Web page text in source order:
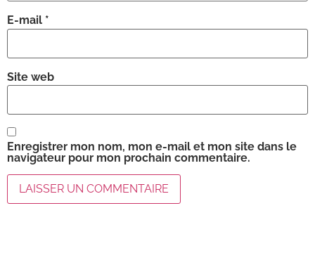
E-mail *
Site web
Enregistrer mon nom, mon e-mail et mon site dans le
navigateur pour mon prochain commentaire.